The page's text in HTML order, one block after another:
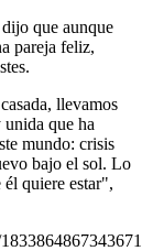
que aunque
pareja feliz,
llevamos
que ha
mundo: crisis
bajo el sol. Lo
él quiere estar",